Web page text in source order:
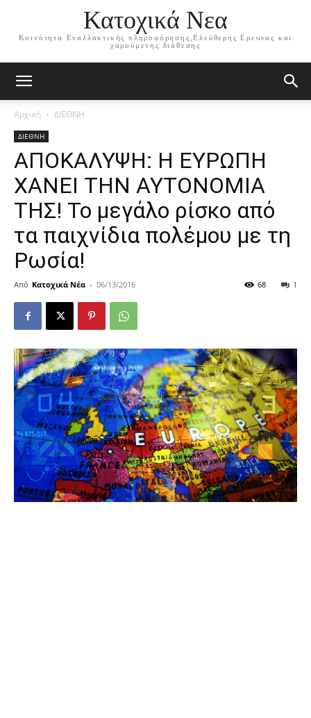
Κατοχικά Νεα
Κοινότητα Εναλλακτικής πληροφόρησης,Ελεύθερης Ερευνας και
χαρούμενης διάθεσης
Αρχική ΔΙΕΘΝΗ
ΔΙΕΘΝΗ
ΑΠΟΚΑΛΥΨΗ: Η ΕΥΡΩΠΗ
ΧΑΝΕΙ ΤΗΝ ΑΥΤΟΝΟΜΙΑ
ΤΗΣ! Το μεγάλο ρίσκο από
τα παιχνίδια πολέμου με τη
Ρωσία!
Από Κατοχικά Νέα - 06/13/2016 1
68